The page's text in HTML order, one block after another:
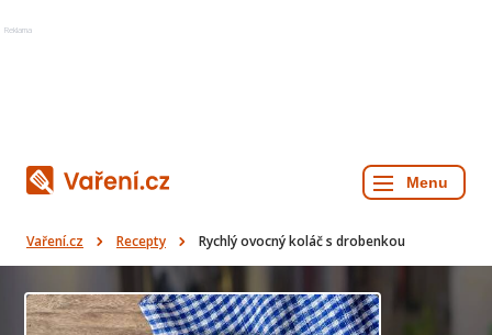
Reklama
Vaření.cz Recepty Rychlý ovocný koláč s drobenkou